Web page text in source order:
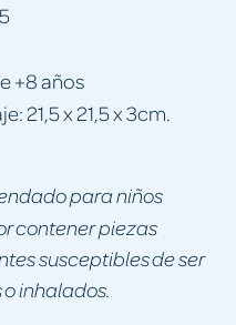
+8 años
21,5 x 21,5 x 3cm.
para niños
contener piezas
susceptibles de ser
inhalados.